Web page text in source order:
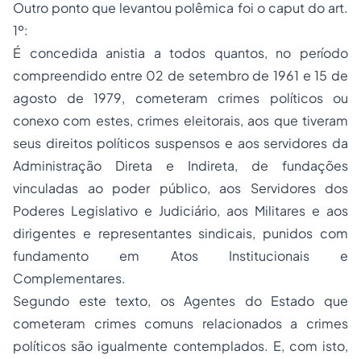
Outro ponto que levantou polêmica foi o caput do art.
1º:
É concedida anistia a todos quantos, no período
compreendido entre 02 de setembro de 1961 e 15 de
agosto de 1979, cometeram crimes políticos ou
conexo com estes, crimes eleitorais, aos que tiveram
seus direitos políticos suspensos e aos servidores da
Administração Direta e Indireta, de fundações
vinculadas ao poder público, aos Servidores dos
Poderes Legislativo e Judiciário, aos Militares e aos
dirigentes e representantes sindicais, punidos com
fundamento em Atos Institucionais e
Complementares.
Segundo este texto, os Agentes do Estado que
cometeram crimes comuns relacionados a crimes
políticos são igualmente contemplados. E, com isto,